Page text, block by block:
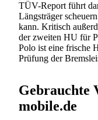
TÜV-Report führt
Längsträger
kann. Kritisch
der zweiten HU für
Polo ist eine frische
Prüfung der
Gebrauchte
mobile.de